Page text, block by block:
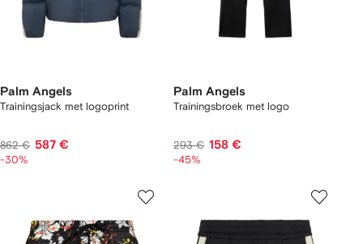
Palm Angels
Trainingsjack met logoprint
862 € 587 €
-30%
Palm Angels
Trainingsbroek met logo
293 € 158 €
-45%